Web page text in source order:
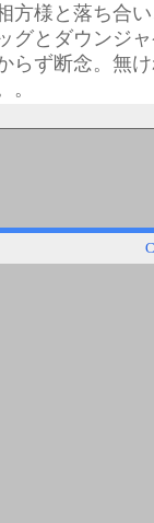
方様と落ち合
グとダウンジ
らず断念。無
。